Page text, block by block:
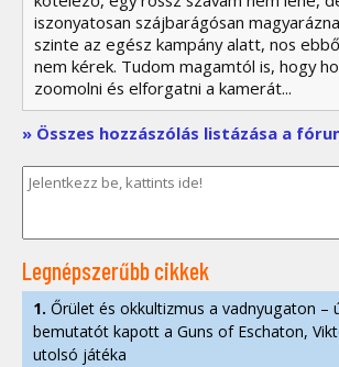
iszonyatosan szájbarágósan
szinte az egész kampány alatt, nos
nem kérek. Tudom magamtól is, hogy
zoomolni és elforgatni a kamerát...
» Összes hozzászólás listázása a
Legnépszerűbb cikkek
1. Őrület és okkultizmus a vadnyugaton –
bemutatót kapott a Guns of Eschaton,
utolsó játéka